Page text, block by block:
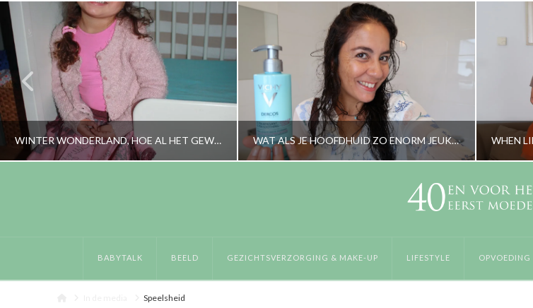
WINTER WONDERLAND, HOE AL HET GEWONE BIJZONDER WORDT WAT ALS JE HOOFDHUID ZO ENORM JEUKT?
BABYTALK BEELD GEZICHTSVERZORGING & MAKE-UP LIFESTYLE OPVOEDING
Speelsheid